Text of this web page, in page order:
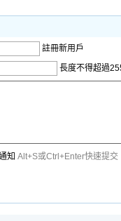
註冊新用戶
長度不得超過
知 Alt+S或Ctrl+Enter快速提交